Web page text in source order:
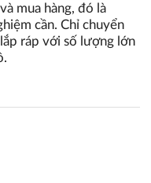
mua hàng, đó là
cần. Chỉ chuyển
ráp với số lượng lớn